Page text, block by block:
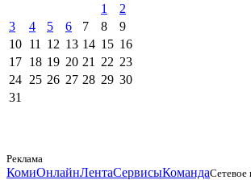
1
2
3
4 5 6 7 8
9
10 11 12 13 14 15 16
17 18 19 20 21 22 23
24 25 26 27 28 29 30
31
Реклама
КомиОнлайнЛентаСервисыКомандаСетевое